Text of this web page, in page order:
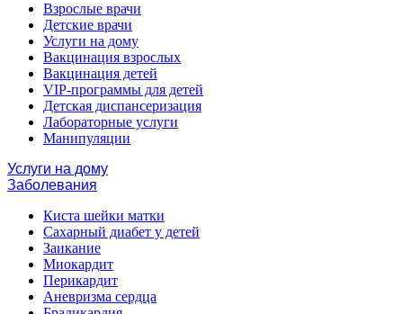
Взрослые врачи
Детские врачи
Услуги на дому
Вакцинация взрослых
Вакцинация детей
VIP-программы для детей
Детская диспансеризация
Лабораторные услуги
Манипуляции
Услуги на дому
Заболевания
Киста шейки матки
Сахарный диабет у детей
Заикание
Миокардит
Перикардит
Аневризма сердца